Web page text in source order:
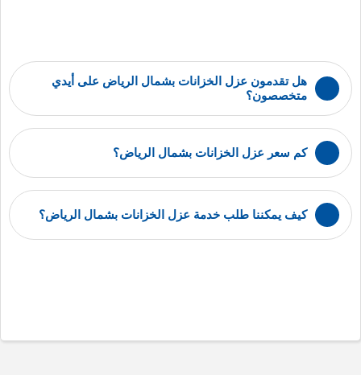
هل تقدمون عزل الخزانات بشمال الرياض على أيدي
متخصصون؟
كم سعر عزل الخزانات بشمال الرياض؟
كيف يمكننا طلب خدمة عزل الخزانات بشمال الرياض؟